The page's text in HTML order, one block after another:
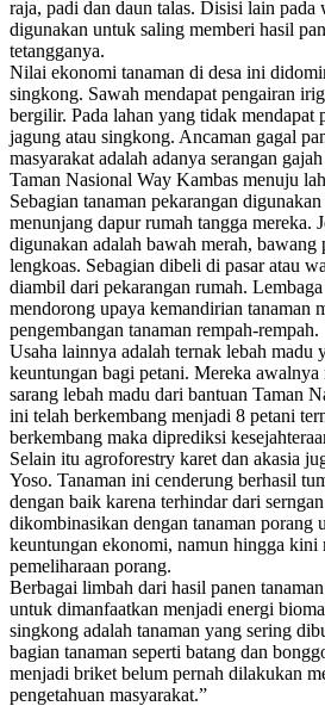
raja, padi dan daun talas. Disisi lain pada
digunakan untuk saling memberi hasil
tetangganya.
Nilai ekonomi tanaman di desa ini
singkong. Sawah mendapat pengairan
bergilir. Pada lahan yang tidak mendapat
jagung atau singkong. Ancaman gagal
masyarakat adalah adanya serangan
Taman Nasional Way Kambas menuju
Sebagian tanaman pekarangan
menunjang dapur rumah tangga mereka.
digunakan adalah bawah merah,
lengkoas. Sebagian dibeli di pasar atau
diambil dari pekarangan rumah.
mendorong upaya kemandirian tanaman
pengembangan tanaman rempah-rempah.
Usaha lainnya adalah ternak lebah madu
keuntungan bagi petani. Mereka
sarang lebah madu dari bantuan Taman
ini telah berkembang menjadi 8 petani
berkembang maka diprediksi
Selain itu agroforestry karet dan akasia
Yoso. Tanaman ini cenderung berhasil
dengan baik karena terhindar dari
dikombinasikan dengan tanaman porang
keuntungan ekonomi, namun hingga kini
pemeliharaan porang.
Berbagai limbah dari hasil panen
untuk dimanfaatkan menjadi energi
singkong adalah tanaman yang sering
bagian tanaman seperti batang dan
menjadi briket belum pernah dilakukan
pengetahuan masyarakat.”